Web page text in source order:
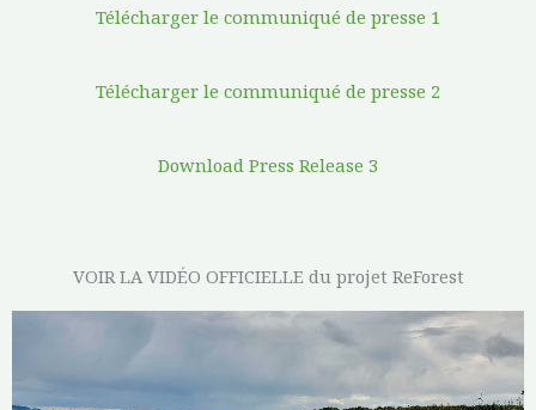
Télécharger le communiqué de presse 1
Télécharger le communiqué de presse 2
Download Press Release 3
VOIR LA VIDÉO OFFICIELLE du projet ReForest